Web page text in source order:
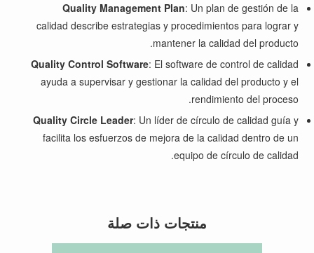
Quality Management Plan: Un plan de gestión de la
calidad describe estrategias y procedimientos para lograr y
mantener la calidad del producto.
Quality Control Software: El software de control de calidad
ayuda a supervisar y gestionar la calidad del producto y el
rendimiento del proceso.
Quality Circle Leader: Un líder de círculo de calidad guía y
facilita los esfuerzos de mejora de la calidad dentro de un
equipo de círculo de calidad.
منتجات ذات صلة